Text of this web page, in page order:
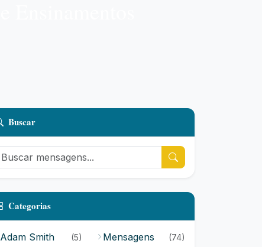
Buscar
Categorias
Adam Smith (5) Mensagens (74)